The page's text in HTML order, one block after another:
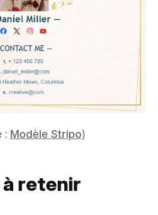
: Modèle Stripo)
retenir